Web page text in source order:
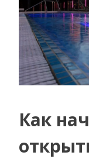
Как